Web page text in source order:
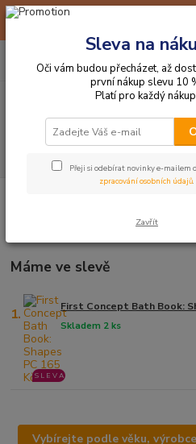
🦖 Při nákupu nad 1999 Kč
získáte okamžitě 2%
+420 705 114 823
Máme ve slevě
1. First Concept Bath Book:
Skladem 2 ks
S L E V A
Vybírejte podle věku,
Sleva na
Oči vám budou přecházet, až
první nákup slevu 10
Platí pro každý
Přeji si odebírat novinky e-mailem
zpracování osobních údajů.
Zavřít